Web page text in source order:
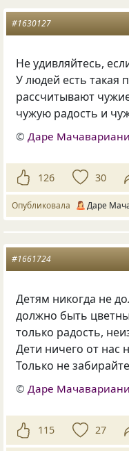
#1630127
Не удивляйтесь,
У людей есть такая
рассчитывают
чужую радость и
© Даре Мачавариани
126 30
Опубликовала Даре
#1661724
Детям никогда не
должно быть
только радость,
Дети ничего от нас
Только не
© Даре Мачавариани
115 27